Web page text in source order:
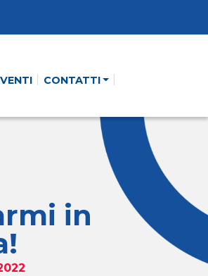
CONTATTI
in